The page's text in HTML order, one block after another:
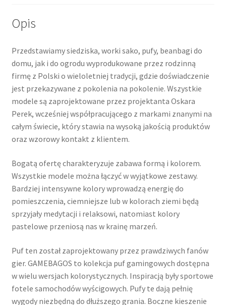
Opis
Przedstawiamy siedziska, worki sako, pufy, beanbagi do
domu, jak i do ogrodu wyprodukowane przez rodzinną
firmę z Polski o wieloletniej tradycji, gdzie doświadczenie
jest przekazywane z pokolenia na pokolenie. Wszystkie
modele są zaprojektowane przez projektanta Oskara
Perek, wcześniej współpracującego z markami znanymi na
całym świecie, który stawia na wysoką jakością produktów
oraz wzorowy kontakt z klientem.
Bogatą ofertę charakteryzuje zabawa formą i kolorem.
Wszystkie modele można łączyć w wyjątkowe zestawy.
Bardziej intensywne kolory wprowadzą energię do
pomieszczenia, ciemniejsze lub w kolorach ziemi będą
sprzyjały medytacji i relaksowi, natomiast kolory
pastelowe przeniosą nas w krainę marzeń.
Puf ten został zaprojektowany przez prawdziwych fanów
gier. GAMEBAGOS to kolekcja puf gamingowych dostępna
w wielu wersjach kolorystycznych. Inspiracją były sportowe
fotele samochodów wyścigowych. Pufy te dają pełnię
wygody niezbędną do dłuższego grania. Boczne kieszenie